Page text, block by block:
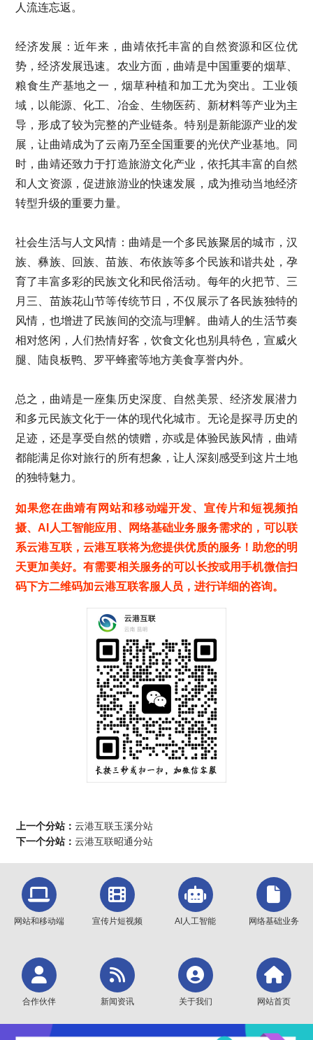
人流连忘返。
经济发展：近年来，曲靖依托丰富的自然资源和区位优
势，经济发展迅速。农业方面，曲靖是中国重要的烟草、
粮食生产基地之一，烟草种植和加工尤为突出。工业领
域，以能源、化工、冶金、生物医药、新材料等产业为主
导，形成了较为完整的产业链条。特别是新能源产业的发
展，让曲靖成为了云南乃至全国重要的光伏产业基地。同
时，曲靖还致力于打造旅游文化产业，依托其丰富的自然
和人文资源，促进旅游业的快速发展，成为推动当地经济
转型升级的重要力量。
社会生活与人文风情：曲靖是一个多民族聚居的城市，汉
族、彝族、回族、苗族、布依族等多个民族和谐共处，孕
育了丰富多彩的民族文化和民俗活动。每年的火把节、三
月三、苗族花山节等传统节日，不仅展示了各民族独特的
风情，也增进了民族间的交流与理解。曲靖人的生活节奏
相对悠闲，人们热情好客，饮食文化也别具特色，宣威火
腿、陆良板鸭、罗平蜂蜜等地方美食享誉内外。
总之，曲靖是一座集历史深度、自然美景、经济发展潜力
和多元民族文化于一体的现代化城市。无论是探寻历史的
足迹，还是享受自然的馈赠，亦或是体验民族风情，曲靖
都能满足你对旅行的所有想象，让人深刻感受到这片土地
的独特魅力。
如果您在曲靖有网站和移动端开发、宣传片和短视频拍
摄、AI人工智能应用、网络基础业务服务需求的，可以联
系云港互联，云港互联将为您提供优质的服务！助您的明
天更加美好。有需要相关服务的可以长按或用手机微信扫
码下方二维码加云港互联客服人员，进行详细的咨询。
上一个分站： 云港互联玉溪分站
下一个分站： 云港互联昭通分站
网站和移动端 宣传片短视频 AI人工智能 网络基础业务
合作伙伴 新闻资讯 关于我们 网站首页